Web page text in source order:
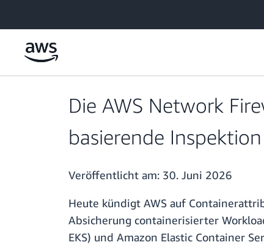
Die AWS Network
basierende
Veröffentlicht am: 30. Juni 2026
Heute kündigt AWS auf
Absicherung containerisierter
EKS) und Amazon Elastic Container